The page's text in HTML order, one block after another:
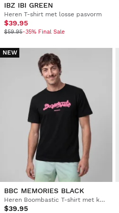
IBZ IBI GREEN
Heren T-shirt met losse pasvorm
$39.95
$59.95-35% Final Sale
NEW
BBC MEMORIES BLACK
Heren Boombastic T-shirt met korte mouwen
$39.95